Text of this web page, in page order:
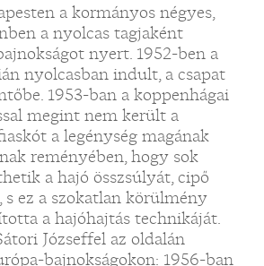
a kormányos négyes,
a nyolcas tagjaként
nyert. 1952-ben a
nyolcasban indult, a csapat
1953-ban a koppenhágai
megint nem került a
a legénység magának
reményében, hogy sok
a hajó összsúlyát, cipő
s ez a szokatlan körülmény
a hajóhajtás technikáját.
Józseffel az oldalán
bajnokságokon: 1956-ban